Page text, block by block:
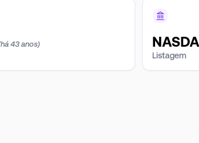
43 anos)
Listagem